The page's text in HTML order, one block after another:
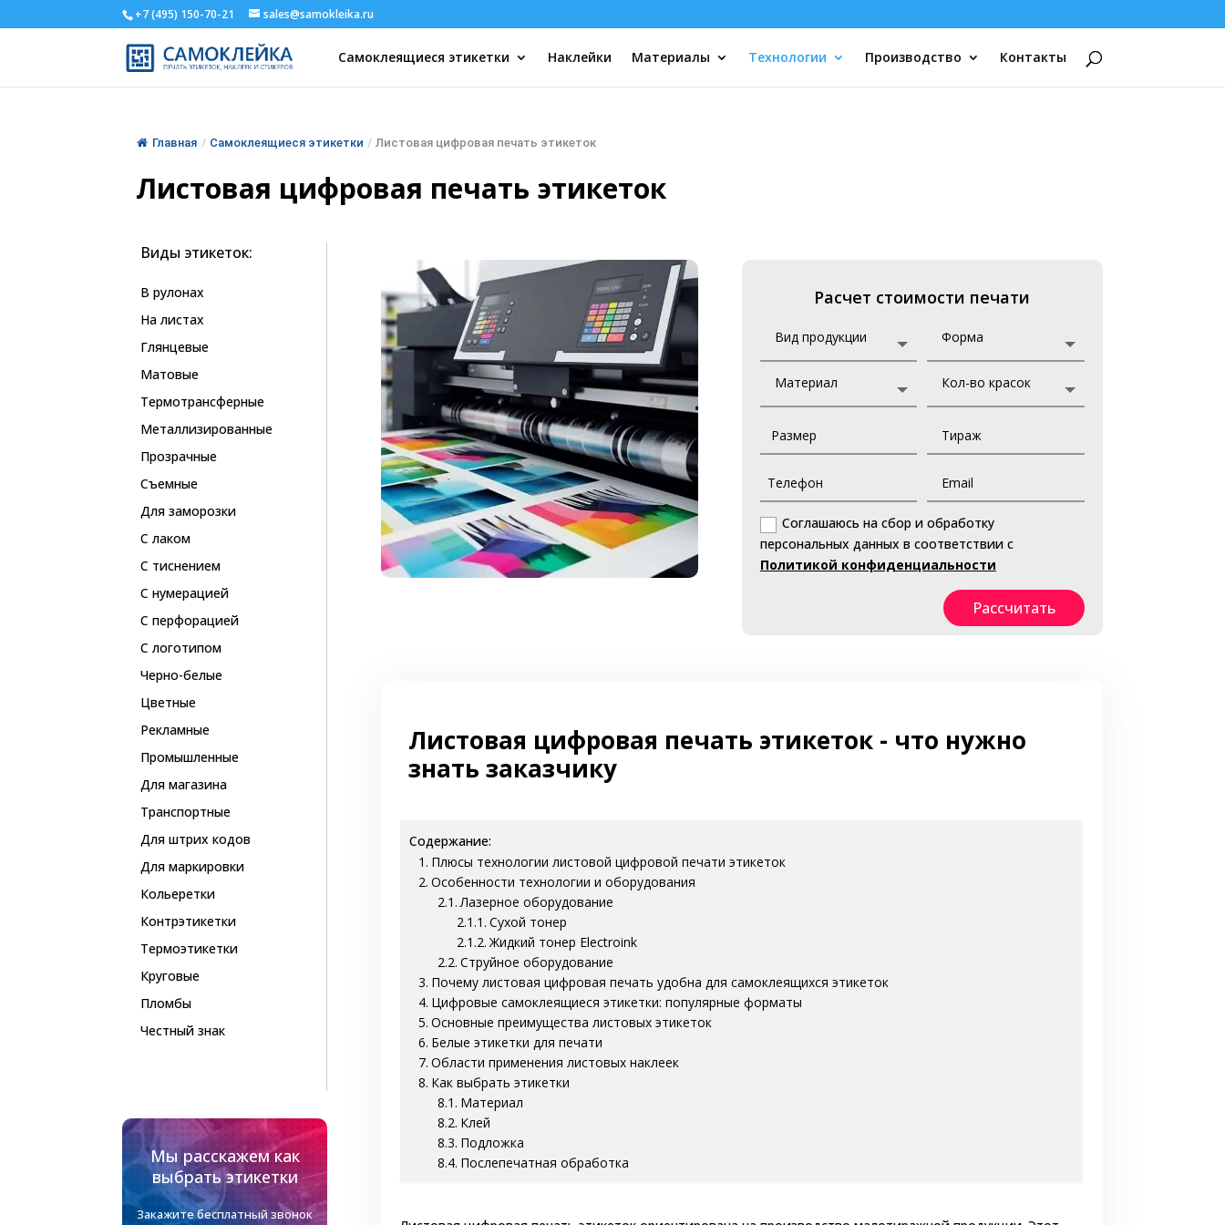
+7 (495) 150-70-21 sales@samokleika.ru
Самоклеящиеся этикетки Наклейки Материалы Технологии Производство Контакты
Главная / Самоклеящиеся этикетки / Листовая цифровая печать этикеток
Листовая цифровая печать этикеток
Виды этикеток:
В рулонах
На листах
Глянцевые
Матовые
Термотрансферные
Металлизированные
Прозрачные
Съемные
Для заморозки
С лаком
С тиснением
С нумерацией
С перфорацией
С логотипом
Черно-белые
Цветные
Рекламные
Промышленные
Для магазина
Транспортные
Для штрих кодов
Для маркировки
Кольеретки
Контрэтикетки
Термоэтикетки
Круговые
Пломбы
Честный знак
Мы расскажем как
выбрать этикетки
Закажите бесплатный звонок
Расчет стоимости печати
Соглашаюсь на сбор и обработку
персональных данных в соответствии с
Политикой конфиденциальности
Рассчитать
Листовая цифровая печать этикеток - что нужно
знать заказчику
Содержание:
Плюсы технологии листовой цифровой печати этикеток
Особенности технологии и оборудования
Лазерное оборудование
Сухой тонер
Жидкий тонер Electroink
Струйное оборудование
Почему листовая цифровая печать удобна для самоклеящихся этикеток
Цифровые самоклеящиеся этикетки: популярные форматы
Основные преимущества листовых этикеток
Белые этикетки для печати
Области применения листовых наклеек
Как выбрать этикетки
Материал
Клей
Подложка
Послепечатная обработка